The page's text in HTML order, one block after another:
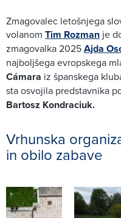
Zmagovalec letošnjega
volanom Tim Rozman je
zmagovalka 2025Ajda
najboljšega evropskega
Cámara iz španskega
sta osvojila predstavnika
Bartosz Kondraciuk.
Vrhunska
in obilo zabave